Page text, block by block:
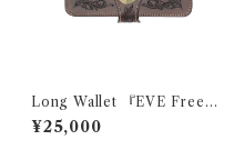
Long Wallet 『EVE FreeCu
t 』
¥25,000